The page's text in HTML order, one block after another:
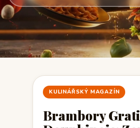
KULINÁŘSKÝ MAGAZÍN
Brambory